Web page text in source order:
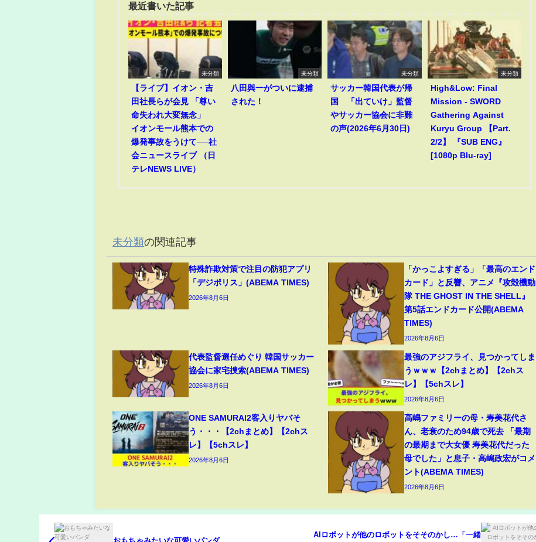
最近書いた記事
未分類
【ライブ】イオン・吉
田社長らが会見 「尊い
命失われ大変無念」
イオンモール熊本での
爆発事故をうけて──社
会ニュースライブ （日
テレNEWS LIVE）
未分類
八田與一がついに逮捕
された！
未分類
サッカー韓国代表が帰
国 「出ていけ」監督
やサッカー協会に非難
の声(2026年6月30日)
未分類
High&Low: Final
Mission - SWORD
Gathering Against
Kuryu Group 【Part.
2/2】 『SUB ENG』
[1080p Blu-ray]
未分類の関連記事
特殊詐欺対策で注目の防犯アプリ
「デジポリス」(ABEMA TIMES)
2026年8月6日
「かっこよすぎる」「最高のエンド
カード」と反響、アニメ『攻殻機動
隊 THE GHOST IN THE SHELL』
第5話エンドカード公開(ABEMA
TIMES)
2026年8月6日
代表監督選任めぐり 韓国サッカー
協会に家宅捜索(ABEMA TIMES)
2026年8月6日
最強のアジフライ、見つかってしま
うｗｗｗ【2chまとめ】【2chス
レ】【5chスレ】
2026年8月6日
ONE SAMURAI2客入りヤバそ
う・・・【2chまとめ】【2chス
レ】【5chスレ】
2026年8月6日
高嶋ファミリーの母・寿美花代さ
ん、老衰のため94歳で死去 「最期
の最期まで大女優 寿美花代だった
母でした」と息子・高嶋政宏がコメ
ント(ABEMA TIMES)
2026年8月6日
おもちゃみたいな可愛いパンダ
AIロボットが他のロボットをそそのかし…「一緒